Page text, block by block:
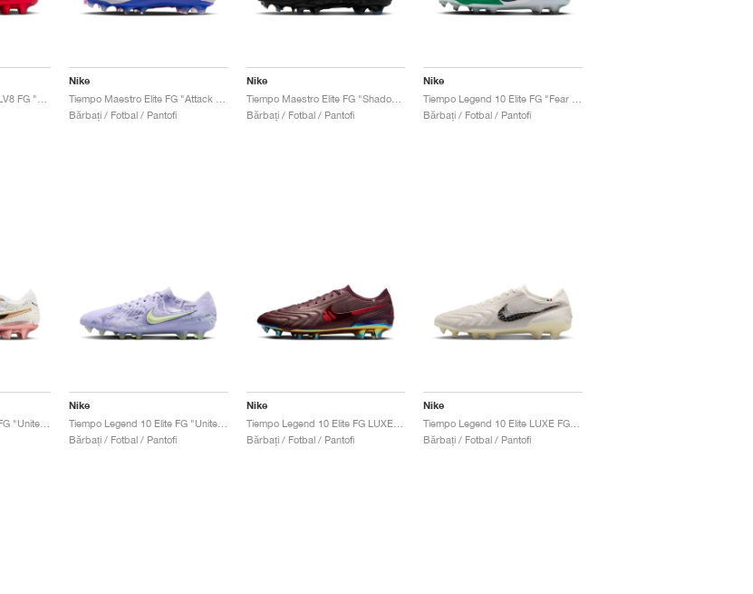
Nike
Bărbați / Fotbal / Pantofi
Nike
Tiempo Maestro Elite FG "Shadow Pack"
Bărbați / Fotbal / Pantofi
Nike
Bărbați / Fotbal / Pantofi
Nike
Tiempo Legend 10 Elite FG "United Pack"
Bărbați / Fotbal / Pantofi
Nike
Tiempo Legend 10 Elite FG LUXE "Montebelluna"
Bărbați / Fotbal / Pantofi
Nike
Bărbați / Fotbal / Pantofi